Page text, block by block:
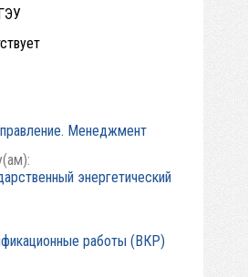
Менеджмент
энергетический
работы (ВКР)